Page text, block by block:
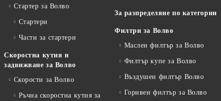
Стартер за Волво
Стартери
Части за стартери
Скоростна кутия и
задвижване за Волво
Скорости за Волво
Ръчна скоростна кутия за
За разпределяне по категории
Филтри за Волво
Маслен филтър за Волво
Филтър купе за Волво
Въздушен филтър Волво
Горивен филтър за Волво